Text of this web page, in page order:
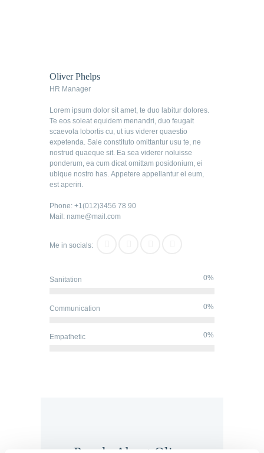
Oliver Phelps
HR Manager
Lorem ipsum dolor sit amet, te duo labitur dolores.
Te eos soleat equidem menandri, duo feugait
scaevola lobortis cu, ut ius viderer quaestio
expetenda. Sale constituto omittantur usu te, ne
nostrud quaeque sit. Ea sea viderer noluisse
ponderum, ea cum dicat omittam posidonium, ei
ubique nostro has. Appetere appellantur ei eum,
est aperiri.
Phone: +1(012)3456 78 90
Mail: name@mail.com
Me in socials:
Sanitation 0%
Communication 0%
Empathetic 0%